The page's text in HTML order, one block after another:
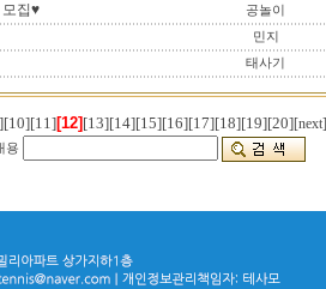
모집♥ 공놀이
민지
태사기
[10][11][12] [13][14][15][16][17][18][19][20][next]
용